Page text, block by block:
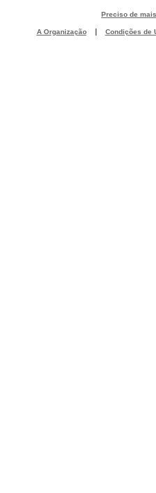
Preciso de
A Organização | Condições de